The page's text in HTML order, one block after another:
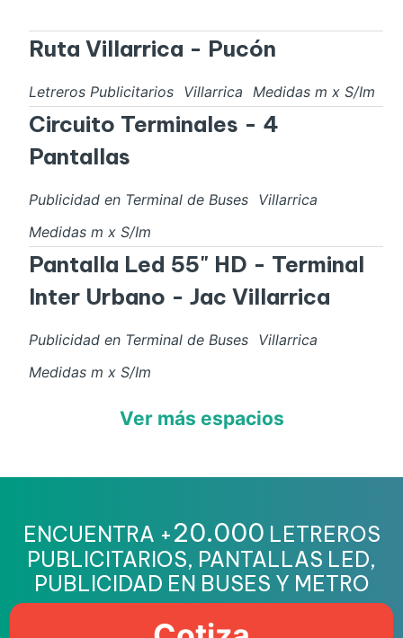
Ruta Villarrica - Pucón
Letreros Publicitarios Villarrica Medidas m x S/Im
Circuito Terminales - 4
Pantallas
Publicidad en Terminal de Buses
Villarrica
Medidas m x S/Im
Pantalla Led 55" HD - Terminal
Inter Urbano - Jac Villarrica
Publicidad en Terminal de Buses
Villarrica
Medidas m x S/Im
Ver más espacios
ENCUENTRA +20.000 LETREROS
PUBLICITARIOS, PANTALLAS LED,
PUBLICIDAD EN BUSES Y METRO